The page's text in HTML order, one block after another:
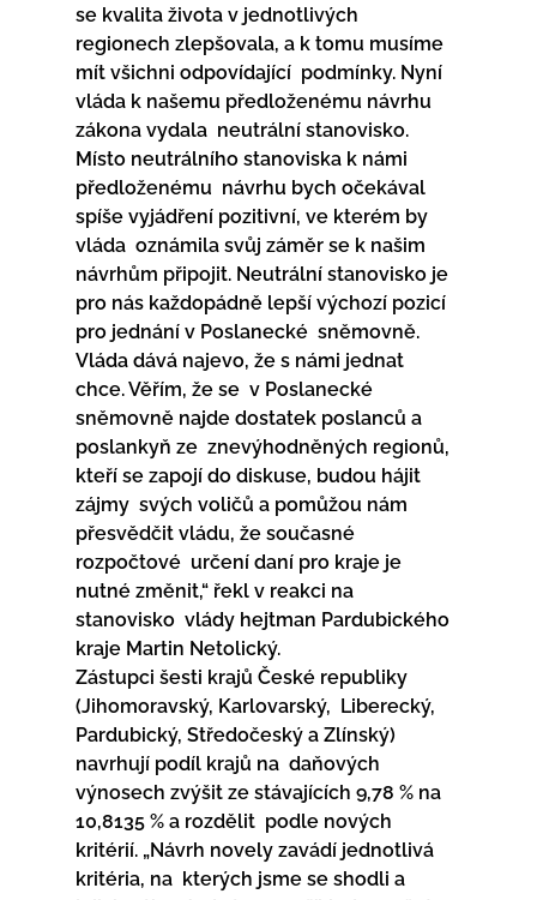
se kvalita života v jednotlivých
regionech zlepšovala, a k tomu musíme
mít všichni odpovídající  podmínky. Nyní
vláda k našemu předloženému návrhu
zákona vydala  neutrální stanovisko.
Místo neutrálního stanoviska k námi
předloženému  návrhu bych očekával
spíše vyjádření pozitivní, ve kterém by
vláda  oznámila svůj záměr se k našim
návrhům připojit. Neutrální stanovisko je
pro nás každopádně lepší výchozí pozicí
pro jednání v Poslanecké  sněmovně.
Vláda dává najevo, že s námi jednat
chce. Věřím, že se  v Poslanecké
sněmovně najde dostatek poslanců a
poslankyň ze  znevýhodněných regionů,
kteří se zapojí do diskuse, budou hájit
zájmy  svých voličů a pomůžou nám
přesvědčit vládu, že současné
rozpočtové  určení daní pro kraje je
nutné změnit,“ řekl v reakci na
stanovisko  vlády hejtman Pardubického
kraje Martin Netolický.
Zástupci šesti krajů České republiky
(Jihomoravský, Karlovarský,  Liberecký,
Pardubický, Středočeský a Zlínský)
navrhují podíl krajů na  daňových
výnosech zvýšit ze stávajících 9,78 % na
10,8135 % a rozdělit  podle nových
kritérií. „Návrh novely zavádí jednotlivá
kritéria, na  kterých jsme se shodli a